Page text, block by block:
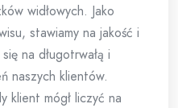
widłowych. Jako
stawiamy na jakość i
na długotrwałą i
naszych klientów.
klient mógł liczyć na